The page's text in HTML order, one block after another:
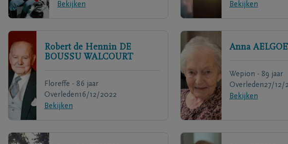
Bekijken
Bekijken
Robert de Hennin DE
BOUSSU WALCOURT
Floreffe - 86 jaar
Overleden16/12/2022
Bekijken
Anna
Wepion - 89 jaar
Overleden27/12/
Bekijken